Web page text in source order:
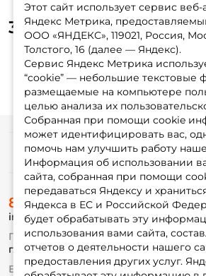
3 755 ₽4 690 ₽ -20%
Этот сайт использует сервис
Яндекс Метрика,
ООО «ЯНДЕКС», 119021, Россия,
Толстого, 16 (далее — Яндекс).
Сервис Яндекс Метрика
“cookie” — небольшие текстовые
размещаемые на компьютере
целью анализа их
Собранная при помощи cookie
может идентифицировать вас,
помочь нам улучшить работу
Информация об использовании
сайта, собранная при помощи
передаваться Яндексу и
Яндекса в ЕС и Российской
будет обрабатывать эту
использования вами сайта,
отчетов о деятельности нашего
предоставления других услуг.
Email: *
Номер телефона: *
Придумайте пароль: *
Повторите пароль: *
Заполняя данную форму вы
персональных данных
Создать аккаунт
У меня уже есть
Информация
О магазине
Доставка
Оплата
Fox-bonus
Гуру
8 (495) 532-77-88
info@foxfishing.ru
По вопросам с заказом
г. Москва, ул. Плеханова д.7
Ежедневно 10:00 до 20:00